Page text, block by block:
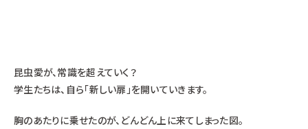
昆虫愛が、常識を超えていく？
学生たちは、自ら「新しい扉」を開いていきます。
胸のあたりに乗せたのが、どんどん上に来てしまった図。